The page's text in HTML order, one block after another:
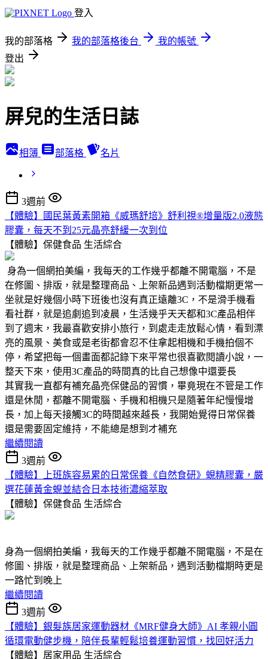
登入
我的部落格 我的部落格後台
我的帳號
登出
屏兒的生活日誌
相簿 部落格 名片
3週前
【體驗】國民葉黃素開箱《威瑪舒培》舒利視®增量版2.0液態
膠囊，每天不到25元晶亮舒緩一次到位
【體驗】保健食品 生活綜合
身為一個網拍美編，我每天的工作幾乎都離不開電腦，不是
在修圖、排版，就是整理商品、上架新品遇到活動檔期更常一
坐就是好幾個小時下班後也沒有真正遠離3C，不是滑手機看
看社群，就是追劇追到凌晨，生活幾乎天天都和3C產品相伴
到了週末，我最喜歡安排小旅行，到處走走放鬆心情，看到漂
亮的風景、美食或是老街都會忍不住拿起相機和手機拍個不
停，希望把每一個畫面都記錄下來平常也很喜歡閱讀小說，一
整天下來，使用3C產品的時間真的比自己想像中還要長
其實我一直都有補充晶亮保健品的習慣，畢竟現在不管是工作
還是休閒，都離不開電腦、手機和相機只是隨著年紀慢慢增
長，加上每天接觸3C的時間越來越長，我開始覺得日常保養
還是需要固定維持，不能總是想到才補充
繼續閱讀
3週前
【體驗】上班族容易累的日常保養《自然食研》蜆精膠囊，嚴
選花蓮黃金蜆並結合日本技術濃縮萃取
【體驗】保健食品 生活綜合
身為一個網拍美編，我每天的工作幾乎都離不開電腦，不是在
修圖、排版，就是整理商品、上架新品，遇到活動檔期時更是
一路忙到晚上
繼續閱讀
3週前
【體驗】銀髮族居家運動器材《MRF健身大師》AI 孝親小圓
循環電動健步機，陪伴長輩輕鬆培養運動習慣，找回好活力
【體驗】居家用品 生活綜合